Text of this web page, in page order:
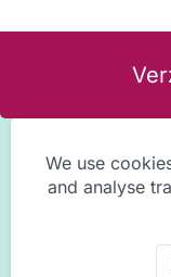
We use
and analyse